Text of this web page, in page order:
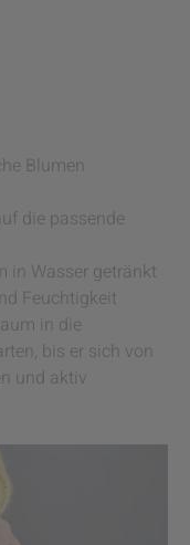
Blumen
die passende
in Wasser getränkt
Feuchtigkeit
in die
bis er sich von
und aktiv